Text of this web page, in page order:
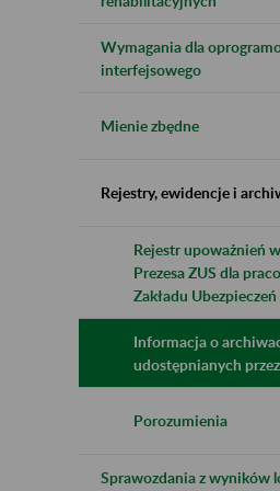
Wymagania dla
interfejsowego
Mienie zbędne
Rejestry, ewidencje i
Rejestr upoważnień
Prezesa ZUS dla
Zakładu
Informacja o
udostępnianych przez
Porozumienia
Sprawozdania z wyników